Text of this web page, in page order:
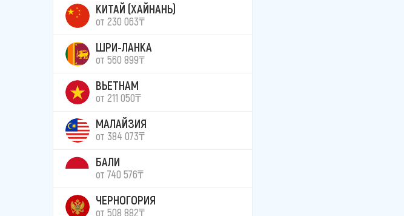
КИТАЙ (ХАЙНАНЬ)
от 230 063₸
ШРИ-ЛАНКА
от 560 899₸
ВЬЕТНАМ
от 211 050₸
МАЛАЙЗИЯ
от 384 073₸
БАЛИ
от 740 576₸
ЧЕРНОГОРИЯ
от 508 882₸